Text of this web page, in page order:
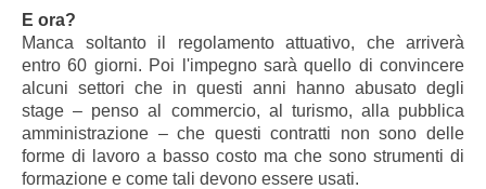
E ora?
Manca soltanto il regolamento attuativo, che arriverà
entro 60 giorni. Poi l'impegno sarà quello di convincere
alcuni settori che in questi anni hanno abusato degli
stage – penso al commercio, al turismo, alla pubblica
amministrazione – che questi contratti non sono delle
forme di lavoro a basso costo ma che sono strumenti di
formazione e come tali devono essere usati.